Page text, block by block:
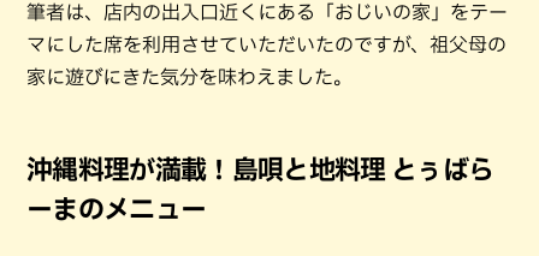
筆者は、店内の出入口近くにある「おじいの家」をテー
マにした席を利用させていただいたのですが、祖父母の
家に遊びにきた気分を味わえました。
沖縄料理が満載！島唄と地料理 とぅばら
ーまのメニュー